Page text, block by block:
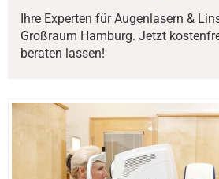
Ihre Experten für Augenlasern &
Großraum Hamburg. Jetzt
beraten lassen!